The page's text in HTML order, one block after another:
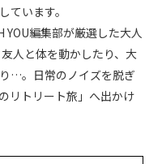
ています。
YOU編集部が厳選した大人
人と体を動かしたり、大
…。日常のノイズを脱ぎ
リトリート旅」へ出かけ